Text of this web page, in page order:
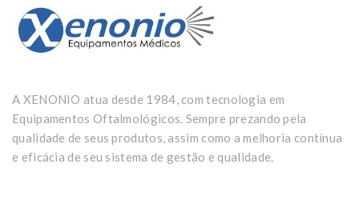
A XENONIO atua desde 1984, com tecnologia em
Equipamentos Oftalmológicos. Sempre prezando pela
qualidade de seus produtos, assim como a melhoria contínua
e eficácia de seu sistema de gestão e qualidade.